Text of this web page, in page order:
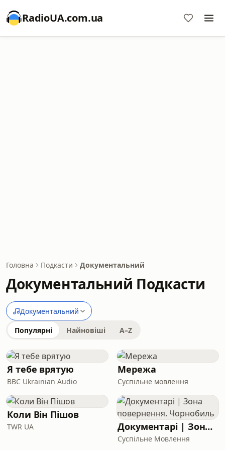
RadioUA.com.ua
Головна Подкасти Документальний
Документальний Подкасти
Документальний
Популярні Найновіші A–Z
Я тебе врятую
BBC Ukrainian Audio
Мережа
Суспільне мовлення
Коли Він Пішов
TWR UA Документарі | Зона повернення. Чорнобиль
Суспільне Мовлення